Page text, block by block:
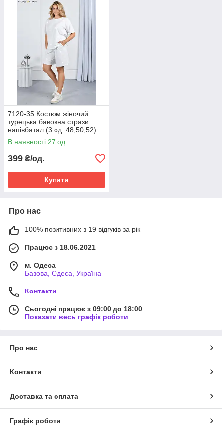
7120-35 Костюм жіночий
турецька бавовна стрази
напівбатал (3 од: 48,50,52)
В наявності 27 од.
399 ₴/од.
Купити
Про нас
100% позитивних з 19 відгуків за рік
Працює з 18.06.2021
м. Одеса
Базова, Одеса, Україна
Контакти
Сьогодні працює з 09:00 до 18:00
Показати весь графік роботи
Про нас
Контакти
Доставка та оплата
Графік роботи